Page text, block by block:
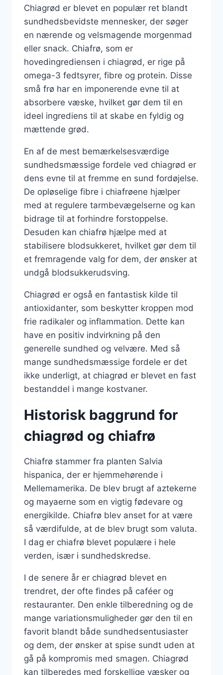
Chiagrød er blevet en populær ret blandt
sundhedsbevidste mennesker, der søger
en nærende og velsmagende morgenmad
eller snack. Chiafrø, som er
hovedingrediensen i chiagrød, er rige på
omega-3 fedtsyrer, fibre og protein. Disse
små frø har en imponerende evne til at
absorbere væske, hvilket gør dem til en
ideel ingrediens til at skabe en fyldig og
mættende grød.
En af de mest bemærkelsesværdige
sundhedsmæssige fordele ved chiagrød er
dens evne til at fremme en sund fordøjelse.
De opløselige fibre i chiafrøene hjælper
med at regulere tarmbevægelserne og kan
bidrage til at forhindre forstoppelse.
Desuden kan chiafrø hjælpe med at
stabilisere blodsukkeret, hvilket gør dem til
et fremragende valg for dem, der ønsker at
undgå blodsukkerudsving.
Chiagrød er også en fantastisk kilde til
antioxidanter, som beskytter kroppen mod
frie radikaler og inflammation. Dette kan
have en positiv indvirkning på den
generelle sundhed og velvære. Med så
mange sundhedsmæssige fordele er det
ikke underligt, at chiagrød er blevet en fast
bestanddel i mange kostvaner.
Historisk baggrund for
chiagrød og chiafrø
Chiafrø stammer fra planten Salvia
hispanica, der er hjemmehørende i
Mellemamerika. De blev brugt af aztekerne
og mayaerne som en vigtig fødevare og
energikilde. Chiafrø blev anset for at være
så værdifulde, at de blev brugt som valuta.
I dag er chiafrø blevet populære i hele
verden, især i sundhedskredse.
I de senere år er chiagrød blevet en
trendret, der ofte findes på caféer og
restauranter. Den enkle tilberedning og de
mange variationsmuligheder gør den til en
favorit blandt både sundhedsentusiaster
og dem, der ønsker at spise sundt uden at
gå på kompromis med smagen. Chiagrød
kan tilberedes med forskellige væsker og